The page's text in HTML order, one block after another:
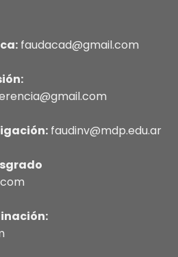
faudacad@gmail.com
faudinv@mdp.edu.ar